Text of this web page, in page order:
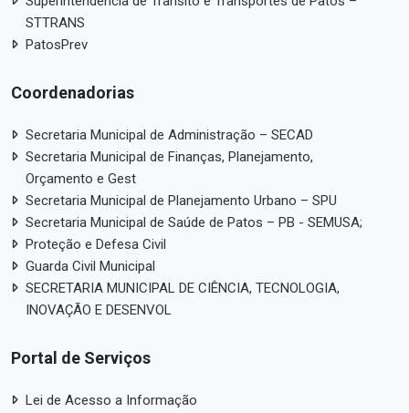
STTRANS
PatosPrev
Coordenadorias
Secretaria Municipal de Administração – SECAD
Secretaria Municipal de Finanças, Planejamento,
Orçamento e Gest
Secretaria Municipal de Planejamento Urbano – SPU
Secretaria Municipal de Saúde de Patos – PB - SEMUSA;
Proteção e Defesa Civil
Guarda Civil Municipal
SECRETARIA MUNICIPAL DE CIÊNCIA, TECNOLOGIA,
INOVAÇÃO E DESENVOL
Portal de Serviços
Lei de Acesso a Informação